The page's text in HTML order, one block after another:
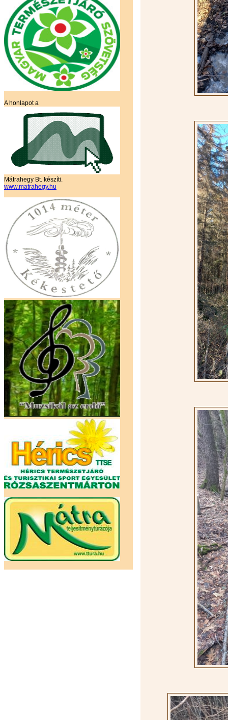
A honlapot a
Mátrahegy Bt. készíti.
www.matrahegy.hu